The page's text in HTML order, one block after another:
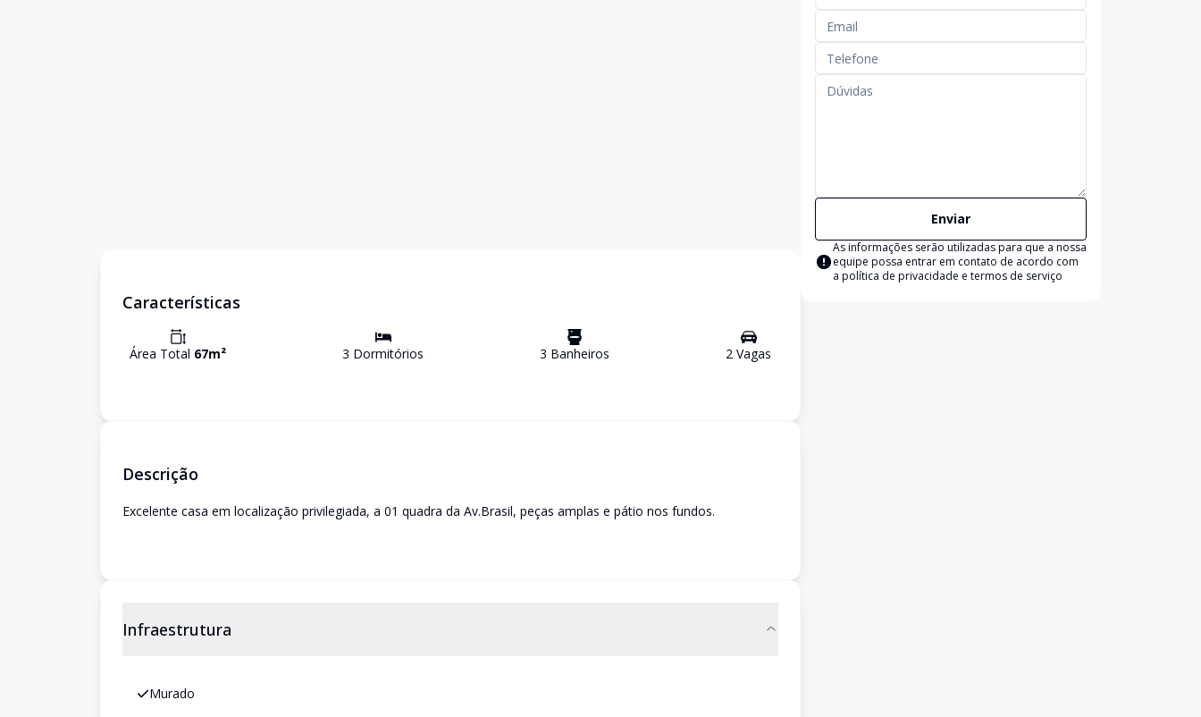
Características
Área Total 67m² 3 Dormitórios 3 Banheiros 2 Vagas
Descrição
Excelente casa em localização privilegiada, a 01 quadra da Av.Brasil, peças amplas e pátio nos fundos.
Infraestrutura
Murado
Enviar
As informações serão utilizadas para que a nossa
equipe possa entrar em contato de acordo com
a política de privacidade e termos de serviço